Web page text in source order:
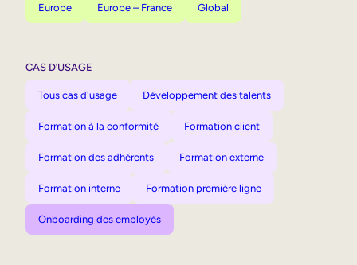
Europe Europe – France Global
CAS D’USAGE
Tous cas d'usage Développement des talents
Formation à la conformité Formation client
Formation des adhérents Formation externe
Formation interne Formation première ligne
Onboarding des employés